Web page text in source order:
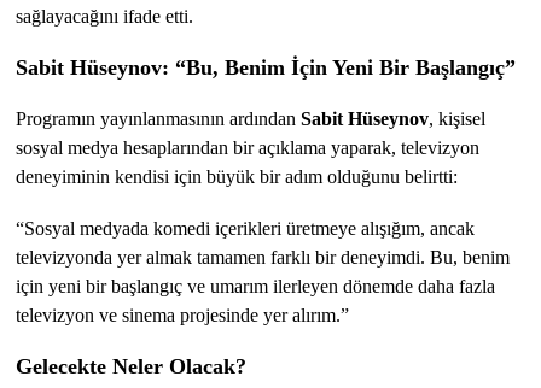
sağlayacağını ifade etti.
Sabit Hüseynov: “Bu, Benim İçin Yeni Bir Başlangıç”
Programın yayınlanmasının ardından Sabit Hüseynov, kişisel
sosyal medya hesaplarından bir açıklama yaparak, televizyon
deneyiminin kendisi için büyük bir adım olduğunu belirtti:
“Sosyal medyada komedi içerikleri üretmeye alışığım, ancak
televizyonda yer almak tamamen farklı bir deneyimdi. Bu, benim
için yeni bir başlangıç ve umarım ilerleyen dönemde daha fazla
televizyon ve sinema projesinde yer alırım.”
Gelecekte Neler Olacak?